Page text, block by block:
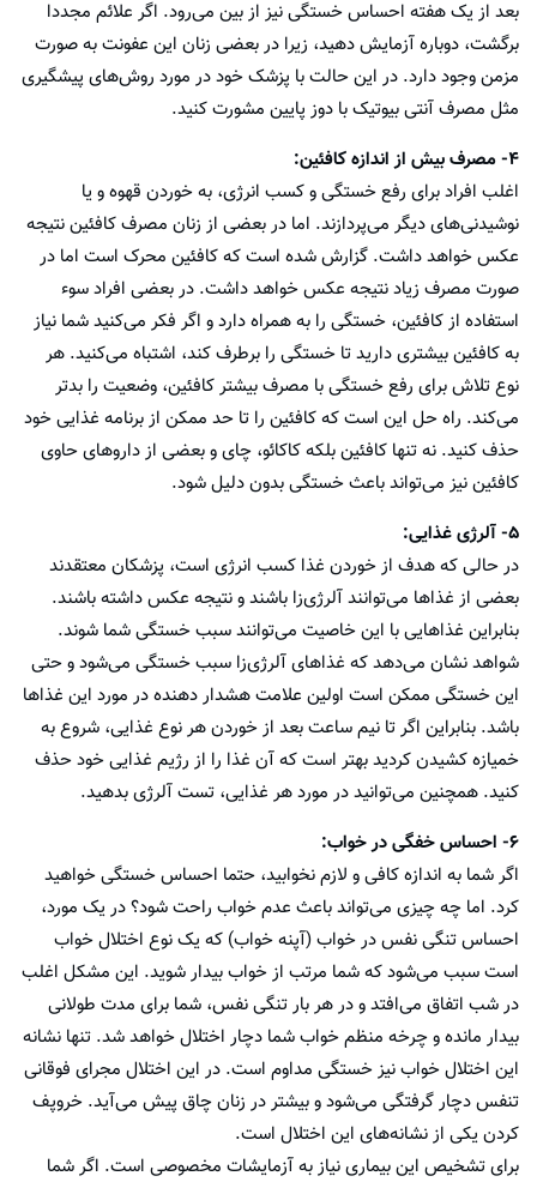
بعد از یک هفته احساس خستگی نیز از بین می‌رود. اگر علائم مجددا
برگشت، دوباره آزمایش دهید، زیرا در بعضی زنان این عفونت به صورت
مزمن وجود دارد. در این حالت با پزشک خود در مورد روش‌های پیشگیری
مثل مصرف آنتی بیوتیک با دوز پایین مشورت کنید.
۴- مصرف بیش از اندازه کافئین:
اغلب افراد برای رفع خستگی و کسب انرژی، به خوردن قهوه و یا
نوشیدنی‌های دیگر می‌پردازند. اما در بعضی از زنان مصرف کافئین نتیجه
عکس خواهد داشت. گزارش شده است که کافئین محرک است اما در
صورت مصرف زیاد نتیجه عکس خواهد داشت. در بعضی افراد سوء
استفاده از کافئین، خستگی را به همراه دارد و اگر فکر می‌کنید شما نیاز
به کافئین بیشتری دارید تا خستگی را برطرف کند، اشتباه می‌کنید. هر
نوع تلاش برای رفع خستگی با مصرف بیشتر کافئین، وضعیت را بدتر
می‌کند. راه حل این است که کافئین را تا حد ممکن از برنامه غذایی خود
حذف کنید. نه تنها کافئین بلکه کاکائو، چای و بعضی از داروهای حاوی
کافئین نیز می‌تواند باعث خستگی بدون دلیل شود.
۵- آلرژی غذایی:
در حالی که هدف از خوردن غذا کسب انرژی است، پزشکان معتقدند
بعضی از غذاها می‌توانند آلرژی‌زا باشند و نتیجه عکس داشته باشند.
بنابراین غذاهایی با این خاصیت می‌توانند سبب خستگی شما شوند.
شواهد نشان می‌دهد که غذاهای آلرژی‌زا سبب خستگی می‌شود و حتی
این خستگی ممکن است اولین علامت هشدار دهنده در مورد این غذاها
باشد. بنابراین اگر تا نیم ساعت بعد از خوردن هر نوع غذایی، شروع به
خمیازه کشیدن کردید بهتر است که آن غذا را از رژیم غذایی خود حذف
کنید. همچنین می‌توانید در مورد هر غذایی، تست آلرژی بدهید.
۶- احساس خفگی در خواب:
اگر شما به اندازه کافی و لازم نخوابید، حتما احساس خستگی خواهید
کرد. اما چه چیزی می‌تواند باعث عدم خواب راحت شود؟ در یک مورد،
احساس تنگی نفس در خواب (آپنه خواب) که یک نوع اختلال خواب
است سبب می‌شود که شما مرتب از خواب بیدار شوید. این مشکل اغلب
در شب اتفاق می‌افتد و در هر بار تنگی نفس، شما برای مدت طولانی
بیدار مانده و چرخه منظم خواب شما دچار اختلال خواهد شد. تنها نشانه
این اختلال خواب نیز خستگی مداوم است. در این اختلال مجرای فوقانی
تنفس دچار گرفتگی می‌شود و بیشتر در زنان چاق پیش می‌آید. خروپف
کردن یکی از نشانه‌های این اختلال است.
برای تشخیص این بیماری نیاز به آزمایشات مخصوصی است. اگر شما